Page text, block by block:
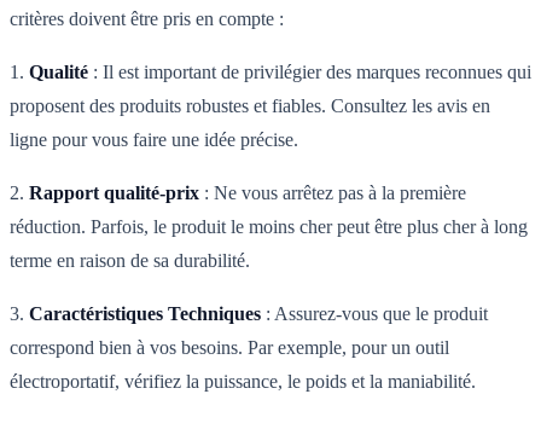
critères doivent être pris en compte :
1. Qualité : Il est important de privilégier des marques reconnues qui
proposent des produits robustes et fiables. Consultez les avis en
ligne pour vous faire une idée précise.
2. Rapport qualité-prix : Ne vous arrêtez pas à la première
réduction. Parfois, le produit le moins cher peut être plus cher à long
terme en raison de sa durabilité.
3. Caractéristiques Techniques : Assurez-vous que le produit
correspond bien à vos besoins. Par exemple, pour un outil
électroportatif, vérifiez la puissance, le poids et la maniabilité.